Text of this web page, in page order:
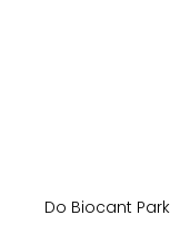
Do Biocant